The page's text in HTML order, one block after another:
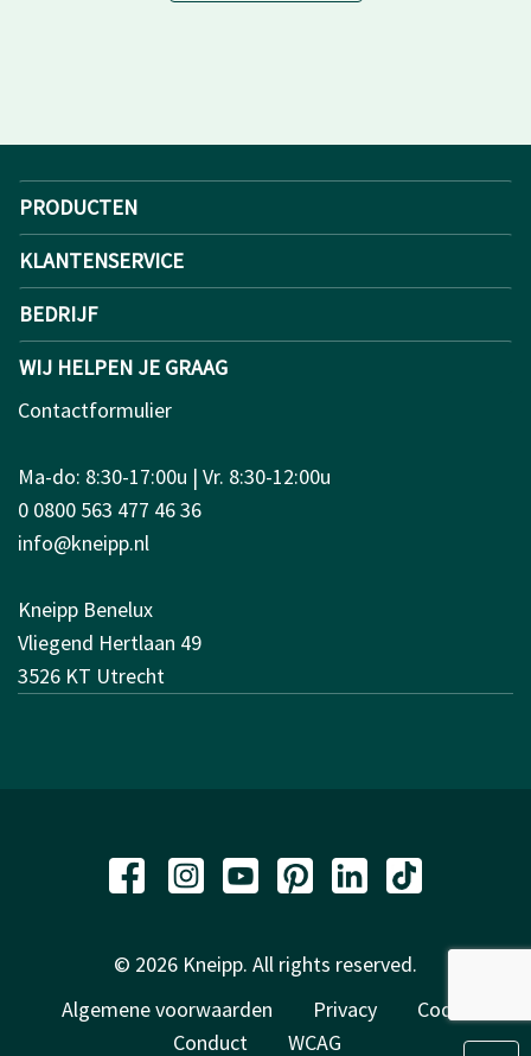
PRODUCTEN
KLANTENSERVICE
BEDRIJF
WIJ HELPEN JE GRAAG
Contactformulier
Ma-do: 8:30-17:00u | Vr. 8:30-12:00u
0 0800 563 477 46 36
info@kneipp.nl
Kneipp Benelux
Vliegend Hertlaan 49
3526 KT Utrecht
© 2026 Kneipp. All rights reserved.
Algemene voorwaarden
Privacy
Code of
Conduct
WCAG